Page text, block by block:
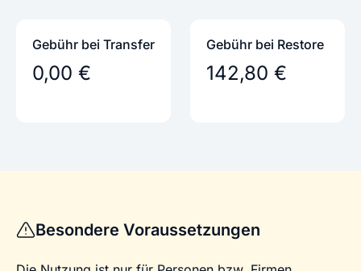
Gebühr bei Transfer
0,00 €
Gebühr bei Restore
142,80 €
Besondere Voraussetzungen